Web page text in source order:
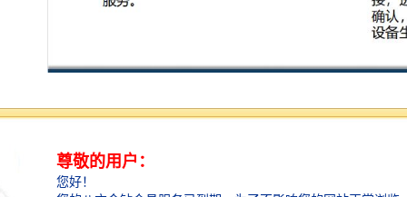
水体流通：无需泵站,内、外河相互之间水系同时连通,河